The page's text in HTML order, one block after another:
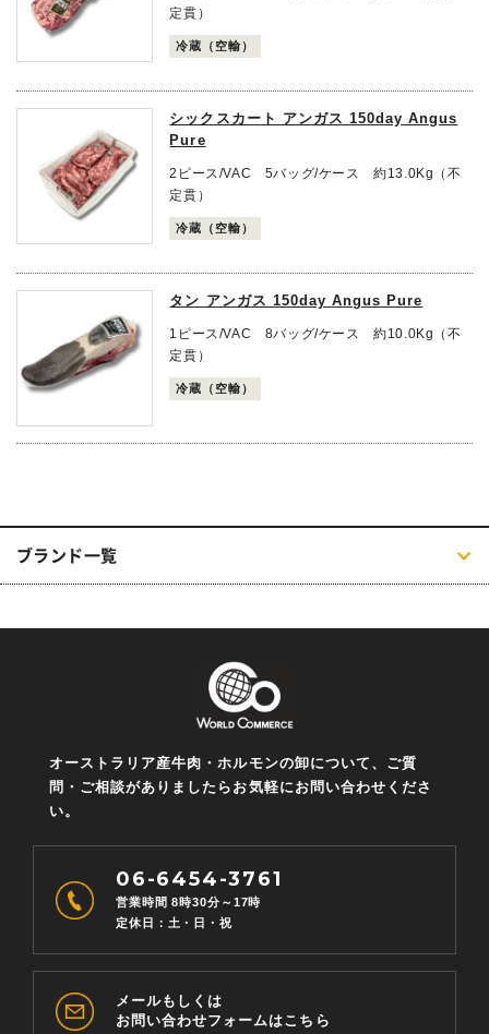
定貫）
冷蔵（空輸）
シックスカート アンガス 150day Angus
Pure
2ピース/VAC 5バッグ/ケース 約13.0Kg（不
定貫）
冷蔵（空輸）
タン アンガス 150day Angus Pure
1ピース/VAC 8バッグ/ケース 約10.0Kg（不
定貫）
冷蔵（空輸）
ブランド一覧
オーストラリア産牛肉・ホルモンの卸について、ご質
問・ご相談がありましたらお気軽にお問い合わせくださ
い。
06-6454-3761
営業時間 8時30分～17時
定休日：土・日・祝
メールもしくは
お問い合わせフォームはこちら